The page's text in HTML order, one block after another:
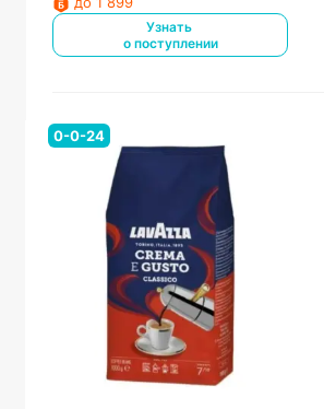
Узнать
о поступлении
0-0-24